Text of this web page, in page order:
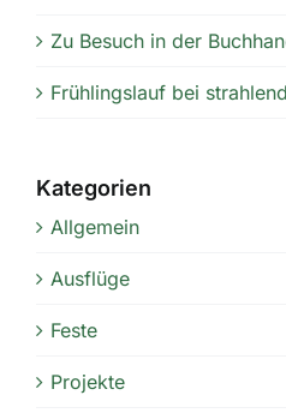
Zu Besuch in der
Frühlingslauf bei
Kategorien
Allgemein
Ausflüge
Feste
Projekte